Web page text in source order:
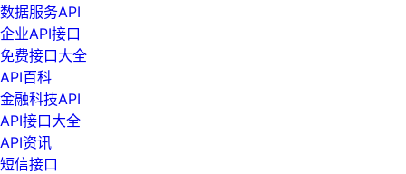
数据服务API
企业API接口
免费接口大全
API百科
金融科技API
API接口大全
API资讯
短信接口